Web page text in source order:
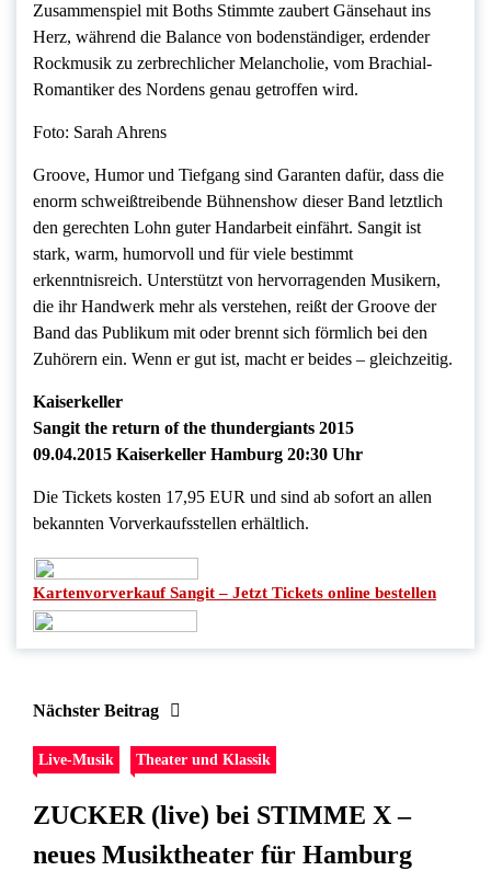
Zusammenspiel mit Boths Stimmte zaubert Gänsehaut ins
Herz, während die Balance von bodenständiger, erdender
Rockmusik zu zerbrechlicher Melancholie, vom Brachial-
Romantiker des Nordens genau getroffen wird.
Foto: Sarah Ahrens
Groove, Humor und Tiefgang sind Garanten dafür, dass die
enorm schweißtreibende Bühnenshow dieser Band letztlich
den gerechten Lohn guter Handarbeit einfährt. Sangit ist
stark, warm, humorvoll und für viele bestimmt
erkenntnisreich. Unterstützt von hervorragenden Musikern,
die ihr Handwerk mehr als verstehen, reißt der Groove der
Band das Publikum mit oder brennt sich förmlich bei den
Zuhörern ein. Wenn er gut ist, macht er beides – gleichzeitig.
Kaiserkeller
Sangit the return of the thundergiants 2015
09.04.2015 Kaiserkeller Hamburg 20:30 Uhr
Die Tickets kosten 17,95 EUR und sind ab sofort an allen
bekannten Vorverkaufsstellen erhältlich.
Kartenvorverkauf Sangit – Jetzt Tickets online bestellen
Nächster Beitrag
Live-Musik Theater und Klassik
ZUCKER (live) bei STIMME X –
neues Musiktheater für Hamburg